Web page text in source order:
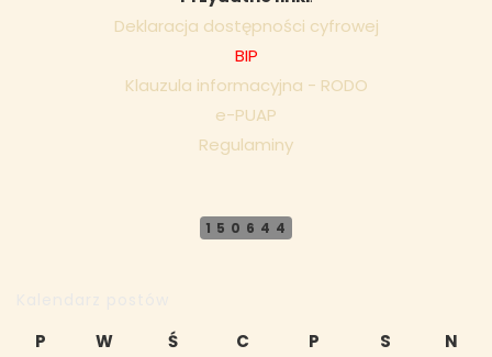
Deklaracja dostępności cyfrowej
BIP
Klauzula informacyjna - RODO
e-PUAP
Regulaminy
150644
P W Ś C P S N